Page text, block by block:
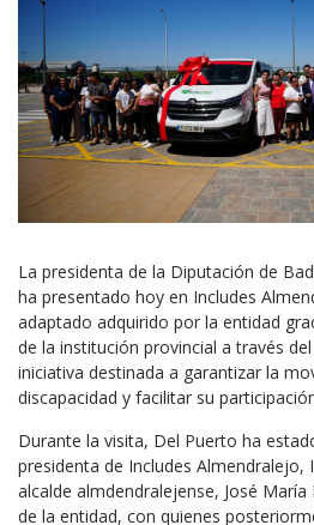
La presidenta de la Diputación de
ha presentado hoy en Includes
adaptado adquirido por la entidad
de la institución provincial a través
iniciativa destinada a garantizar la
discapacidad y facilitar su
Durante la visita, Del Puerto ha
presidenta de Includes Almendralejo,
alcalde almdendralejense, José
de la entidad, con quienes